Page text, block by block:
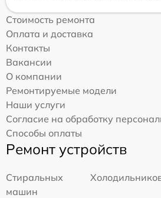
Стоимость ремонта
Оплата и доставка
Контакты
Вакансии
О компании
Ремонтируемые модели
Наши услуги
Согласие на обработку
Способы оплаты
Ремонт устройств
Стиральных
машин